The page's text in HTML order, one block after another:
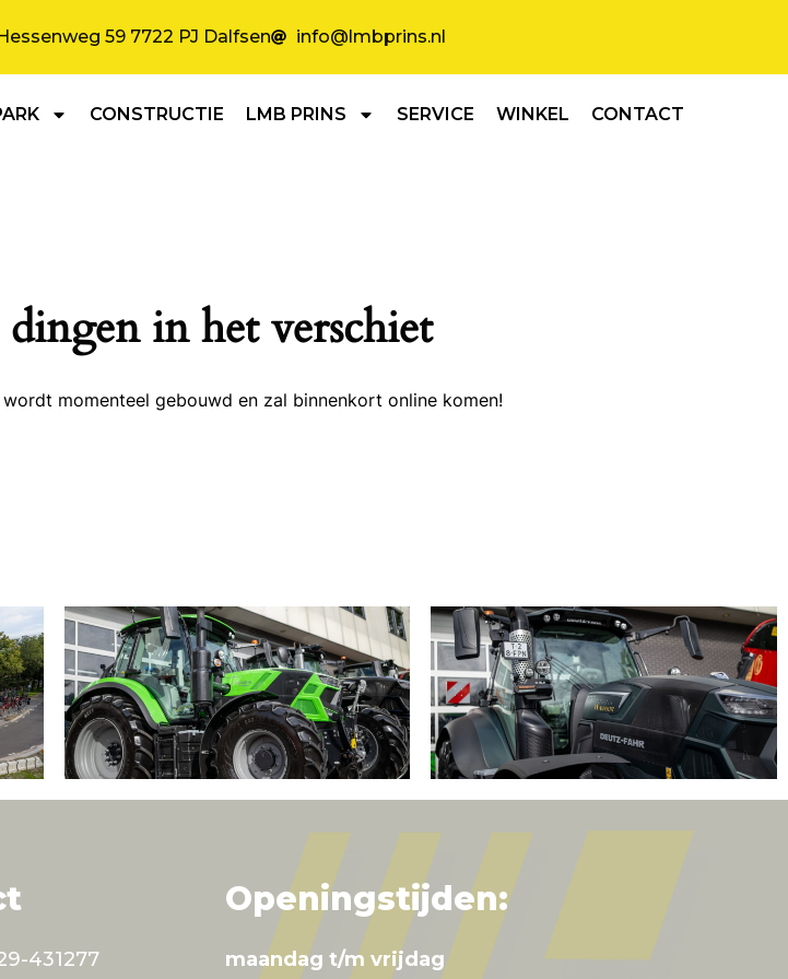
59 7722 PJ Dalfsen info@lmbprins.nl
CONSTRUCTIE LMB PRINS SERVICE WINKEL CONTACT
in het verschiet
momenteel gebouwd en zal binnenkort online komen!
431277
Openingstijden:
maandag t/m vrijdag